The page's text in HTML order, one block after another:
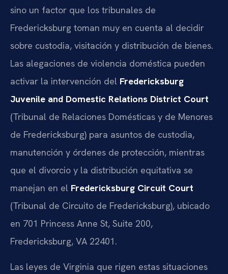
sino un factor que los tribunales de
Fredericksburg toman muy en cuenta al decidir
sobre custodia, visitación y distribución de bienes.
Las alegaciones de violencia doméstica pueden
activar la intervención del Fredericksburg
Juvenile and Domestic Relations District Court
(Tribunal de Relaciones Domésticas y de Menores
de Fredericksburg) para asuntos de custodia,
manutención y órdenes de protección, mientras
que el divorcio y la distribución equitativa se
manejan en el Fredericksburg Circuit Court
(Tribunal de Circuito de Fredericksburg), ubicado
en 701 Princess Anne St, Suite 200,
Fredericksburg, VA 22401.
Las leyes de Virginia que rigen estas situaciones